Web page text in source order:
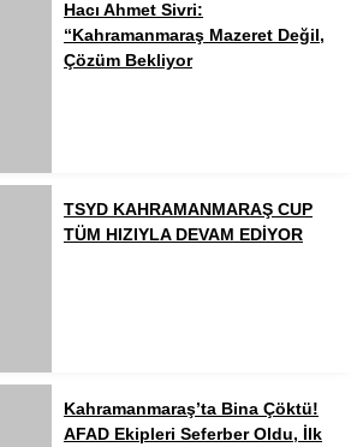
Hacı Ahmet Sivri:
“Kahramanmaraş Mazeret Değil,
Çözüm Bekliyor
TSYD KAHRAMANMARAŞ CUP
TÜM HIZIYLA DEVAM EDİYOR
Kahramanmaraş’ta Bina Çöktü!
AFAD Ekipleri Seferber Oldu, İlk